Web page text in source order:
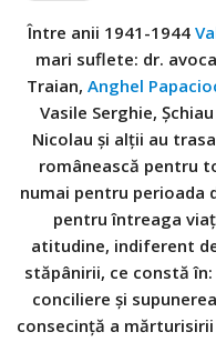
Între anii 1941-1944
mari suflete: dr.
Traian, Anghel
Vasile Serghie,
Nicolau şi alţii au
românească pentru
numai pentru perioada
pentru întreaga
atitudine, indiferent
stăpânirii, ce constă
conciliere şi
consecinţă a